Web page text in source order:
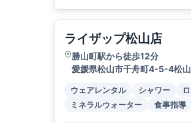
ライザップ松山店
勝山町駅から徒歩12分
愛媛県松山市千舟町4-5-4松
ウェアレンタル シャワー
ミネラルウォーター
食事指導